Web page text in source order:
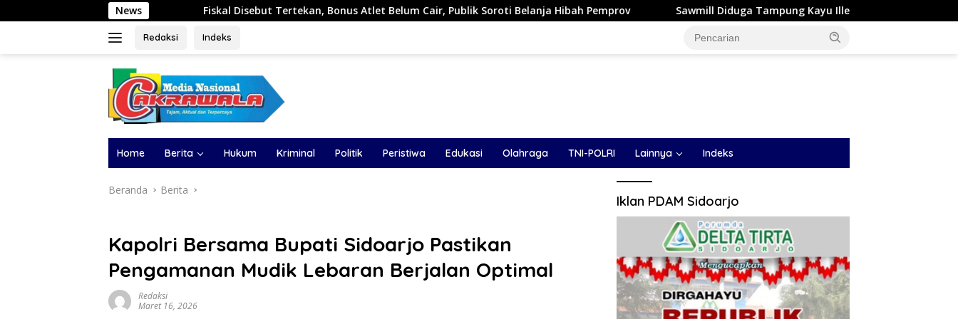
ke
News
Fiskal Disebut Tertekan, Bonus Atlet Belum Cair, Publik Soroti Belanja Hibah Pemprov Sawmill Diduga Tampung Kayu Illegal Logging di Kampar Kiri Jadi Sorotan, Polisi
Redaksi Indeks
Home Berita Hukum Kriminal Politik Peristiwa Edukasi Olahraga TNI-POLRI Lainnya Indeks
Beranda Berita
Kapolri Bersama Bupati Sidoarjo Pastikan
Pengamanan Mudik Lebaran Berjalan Optimal
Redaksi
Maret 16, 2026
Iklan PDAM Sidoarjo